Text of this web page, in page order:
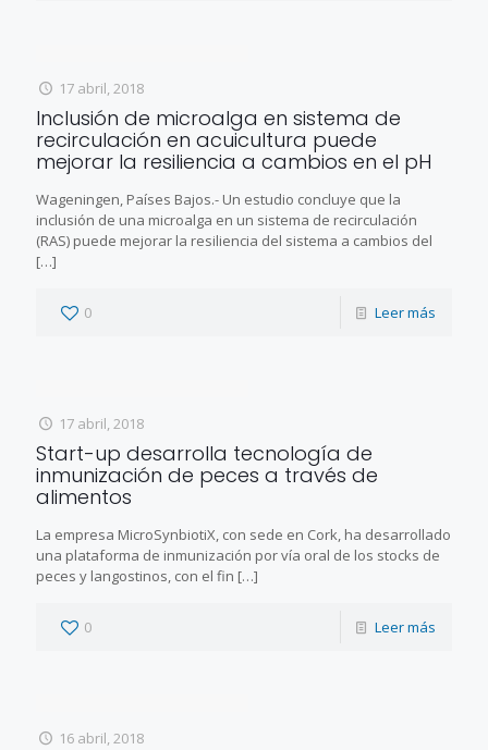
17 abril, 2018
Inclusión de microalga en sistema de
recirculación en acuicultura puede
mejorar la resiliencia a cambios en el pH
Wageningen, Países Bajos.- Un estudio concluye que la
inclusión de una microalga en un sistema de recirculación
(RAS) puede mejorar la resiliencia del sistema a cambios del
[…]
0 Leer más
17 abril, 2018
Start-up desarrolla tecnología de
inmunización de peces a través de
alimentos
La empresa MicroSynbiotiX, con sede en Cork, ha desarrollado
una plataforma de inmunización por vía oral de los stocks de
peces y langostinos, con el fin […]
0 Leer más
16 abril, 2018